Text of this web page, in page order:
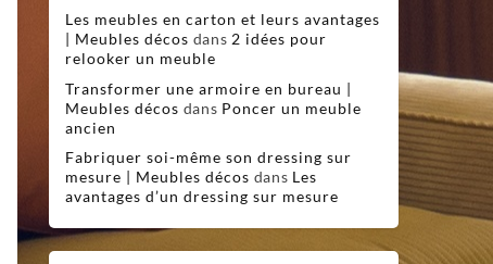
Les meubles en carton et leurs avantages
| Meubles décos dans 2 idées pour
relooker un meuble
Transformer une armoire en bureau |
Meubles décos dans Poncer un meuble
ancien
Fabriquer soi-même son dressing sur
mesure | Meubles décos dans Les
avantages d’un dressing sur mesure